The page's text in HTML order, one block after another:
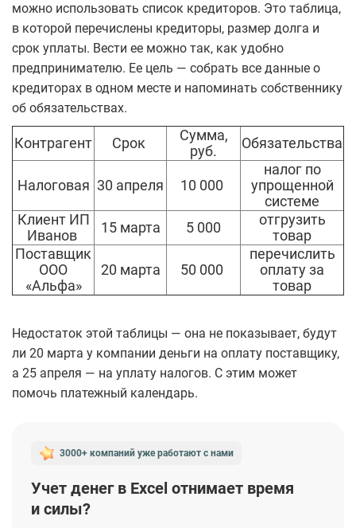
можно использовать список кредиторов. Это таблица,
в которой перечислены кредиторы, размер долга и
срок уплаты. Вести ее можно так, как удобно
предпринимателю. Ее цель — собрать все данные о
кредиторах в одном месте и напоминать собственнику
об обязательствах.
Контрагент Срок
Сумма,
руб.
Обязательства
Налоговая 30 апреля 10 000
налог по
упрощенной
системе
Клиент ИП
Иванов
15 марта 5 000
отгрузить
товар
Поставщик
ООО
«Альфа»
20 марта 50 000
перечислить
оплату за
товар
Недостаток этой таблицы — она не показывает, будут
ли 20 марта у компании деньги на оплату поставщику,
а 25 апреля — на уплату налогов. С этим может
помочь платежный календарь.
3000+ компаний уже работают с нами
Учет денег в Excel отнимает время
и силы?